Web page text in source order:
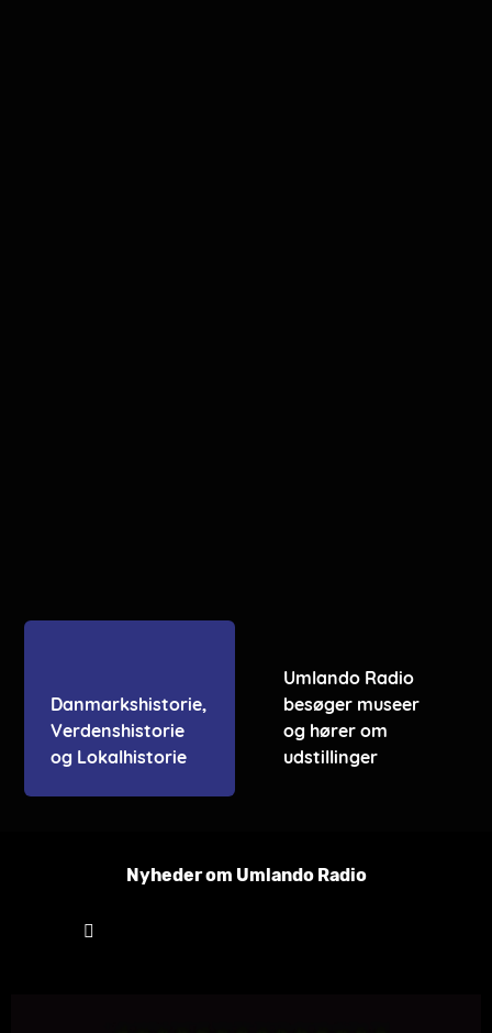
Danmarkshistorie,
Verdenshistorie
og Lokalhistorie
Umlando Radio
besøger museer
og hører om
udstillinger
Nyheder om Umlando Radio